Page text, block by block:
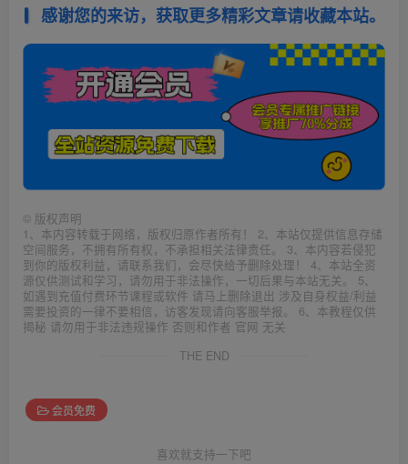
感谢您的来访，获取更多精彩文章请收藏本站。
© 版权声明
1、本内容转载于网络，版权归原作者所有！ 2、本站仅提供信息存储
空间服务，不拥有所有权，不承担相关法律责任。 3、本内容若侵犯
到你的版权利益，请联系我们，会尽快给予删除处理！ 4、本站全资
源仅供测试和学习，请勿用于非法操作，一切后果与本站无关。 5、
如遇到充值付费环节课程或软件 请马上删除退出 涉及自身权益/利益
需要投资的一律不要相信，访客发现请向客服举报。 6、本教程仅供
揭秘 请勿用于非法违规操作 否则和作者 官网 无关
THE END
会员免费
喜欢就支持一下吧